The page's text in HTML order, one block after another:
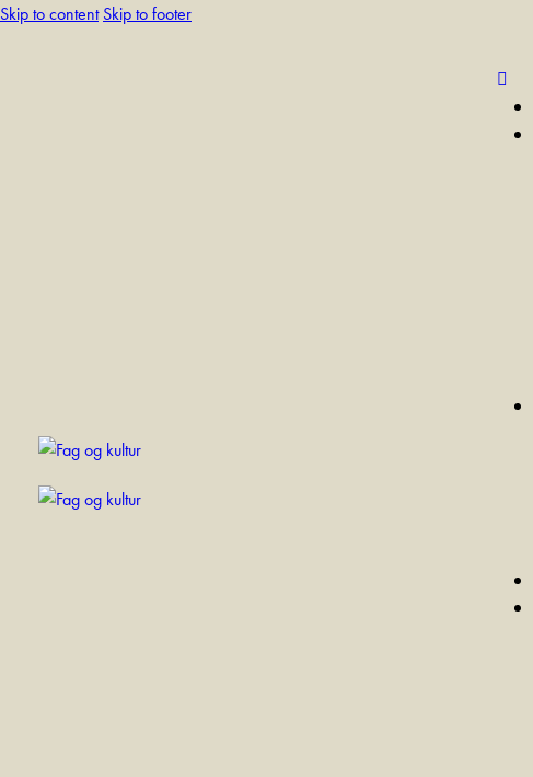
Skip to content Skip to footer